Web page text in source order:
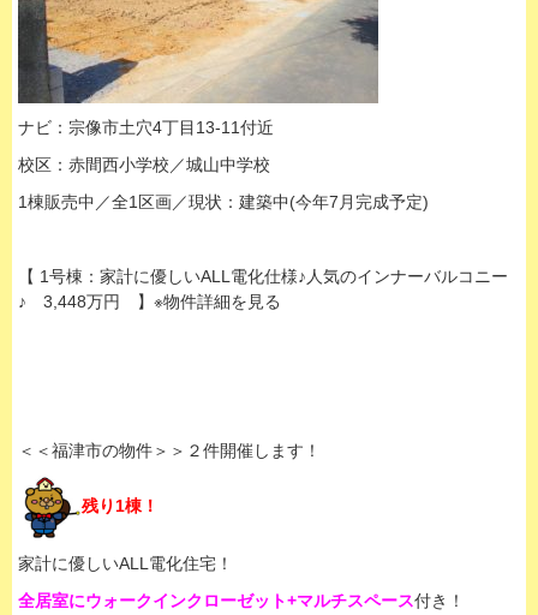
ナビ：宗像市土穴4丁目13-11付近
校区：赤間西小学校／城山中学校
1棟販売中／全1区画／現状：建築中(今年7月完成予定)
【 1号棟：家計に優しいALL電化仕様♪人気のインナーバルコニー
♪ 3,448万円 】※物件詳細を見る
＜＜福津市の物件＞＞２件開催します！
残り1棟！
家計に優しいALL電化住宅！
全居室にウォークインクローゼット+マルチスペース付き！